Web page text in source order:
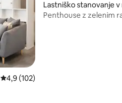
Povprečna ocena: 4,9 od 5, št.
4,9 (102)
Lastniško stanovanje v
Essen
Penthouse z zelenim